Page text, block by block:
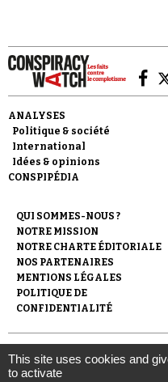
Faire
ANALYSES
Politique & société
International
Idées & opinions
CONSPIPÉDIA
QUI SOMMES-NOUS ?
NOTRE MISSION
NOTRE CHARTE ÉDITORIALE
NOS PARTENAIRES
MENTIONS LÉGALES
POLITIQUE DE
CONFIDENTIALITÉ
© 2007- 2026 Conspiracy
l'Observatoire du
le soutien de la Fondation
This site uses cookies and
to activate